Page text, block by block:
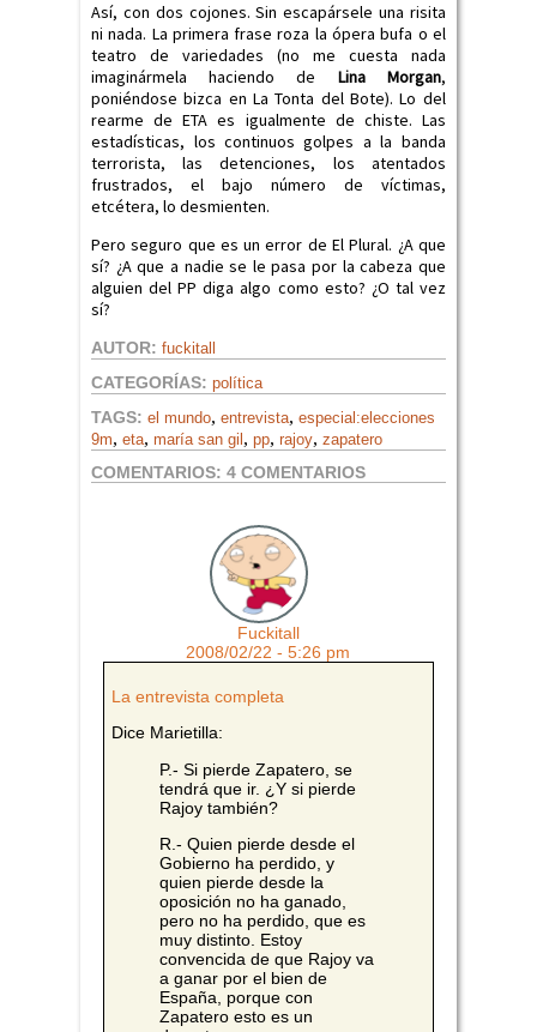
Así, con dos cojones. Sin escapársele una risita
ni nada. La primera frase roza la ópera bufa o el
teatro de variedades (no me cuesta nada
imaginármela haciendo de Lina Morgan,
poniéndose bizca en La Tonta del Bote). Lo del
rearme de ETA es igualmente de chiste. Las
estadísticas, los continuos golpes a la banda
terrorista, las detenciones, los atentados
frustrados, el bajo número de víctimas,
etcétera, lo desmienten.
Pero seguro que es un error de El Plural. ¿A que
sí? ¿A que a nadie se le pasa por la cabeza que
alguien del PP diga algo como esto? ¿O tal vez
sí?
AUTOR: fuckitall
CATEGORÍAS: política
TAGS: el mundo,entrevista,especial:elecciones
9m,eta,maría san gil ,pp,rajoy,zapatero
COMENTARIOS:4 COMENTARIOS
Fuckitall
2008/02/22 - 5:26 pm
La entrevista completa
Dice Marietilla:
P.- Si pierde Zapatero, se
tendrá que ir. ¿Y si pierde
Rajoy también?
R.- Quien pierde desde el
Gobierno ha perdido, y
quien pierde desde la
oposición no ha ganado,
pero no ha perdido, que es
muy distinto. Estoy
convencida de que Rajoy va
a ganar por el bien de
España, porque con
Zapatero esto es un